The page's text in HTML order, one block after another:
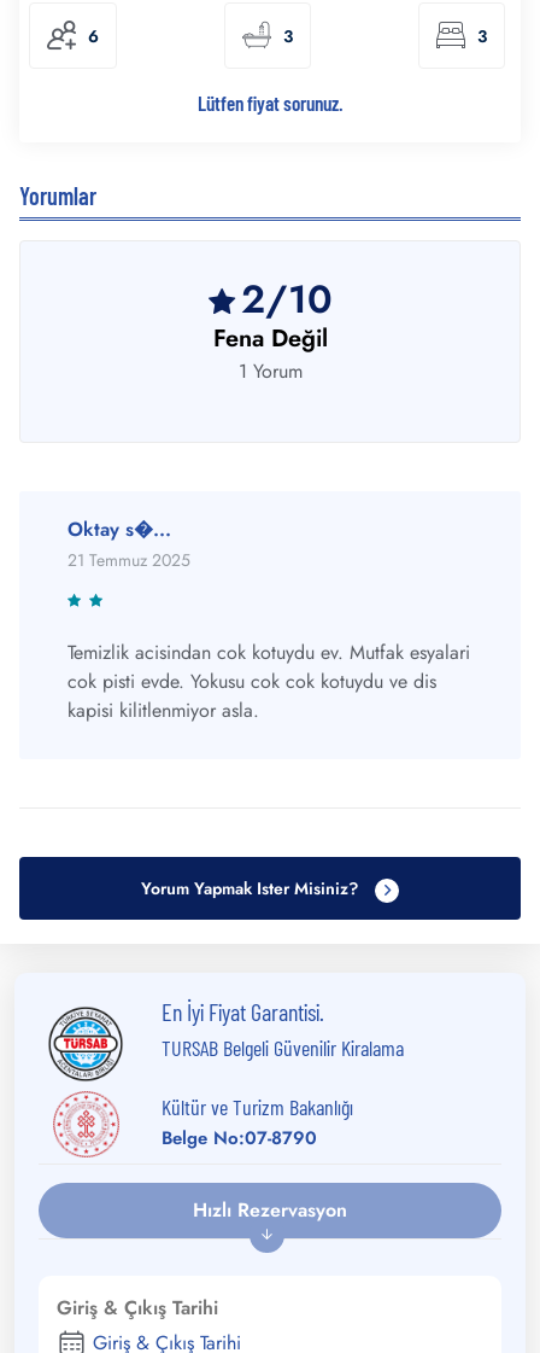
6 3 3
Lütfen fiyat sorunuz.
Yorumlar
2/10
Fena Değil
1 Yorum
Oktay s�...
21 Temmuz 2025
Temizlik acisindan cok kotuydu ev. Mutfak esyalari
cok pisti evde. Yokusu cok cok kotuydu ve dis
kapisi kilitlenmiyor asla.
Yorum Yapmak Ister Misiniz?
En İyi Fiyat Garantisi.
TURSAB Belgeli Güvenilir Kiralama
Kültür ve Turizm Bakanlığı
Belge No:07-8790
Hızlı Rezervasyon
Giriş & Çıkış Tarihi